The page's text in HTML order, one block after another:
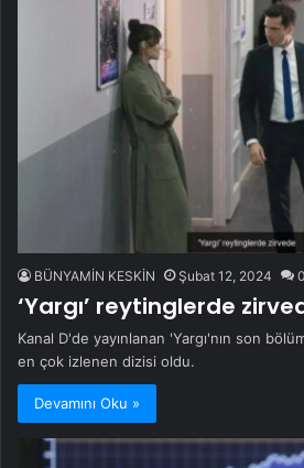
BÜNYAMİN KESKİN Şubat 12, 2024 0
‘Yargı’ reytinglerde
Kanal D'de yayınlanan 'Yargı'nın son
en çok izlenen dizisi oldu.
Devamını Oku »